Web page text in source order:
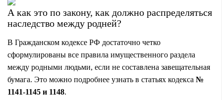
А как это по закону, как должно распределяться
наследство между родней?
В Гражданском кодексе РФ достаточно четко
сформулированы все правила имущественного раздела
между родными людьми, если не составлена завещательная
бумага. Это можно подробнее узнать в статьях кодекса №
1141-1145 и 1148.